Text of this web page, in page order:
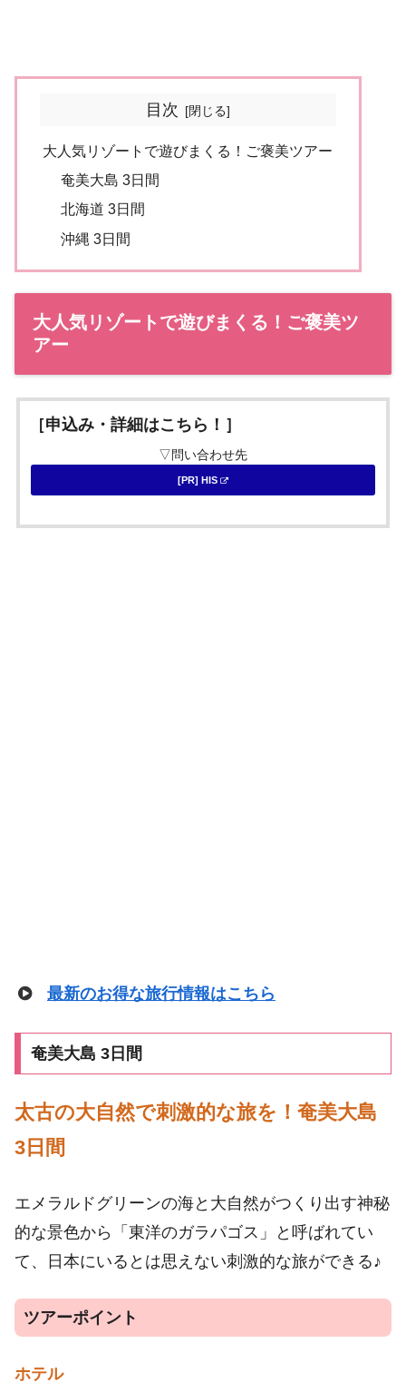
目次
大人気リゾートで遊びまくる！ご褒美ツアー
奄美大島 3日間
北海道 3日間
沖縄 3日間
大人気リゾートで遊びまくる！ご褒美ツ
アー
［申込み・詳細はこちら！］
▽問い合わせ先
[PR] HIS
最新のお得な旅行情報はこちら
奄美大島 3日間
太古の大自然で刺激的な旅を！奄美大島
3日間
エメラルドグリーンの海と大自然がつくり出す神秘
的な景色から「東洋のガラパゴス」と呼ばれてい
て、日本にいるとは思えない刺激的な旅ができる♪
ツアーポイント
ホテル